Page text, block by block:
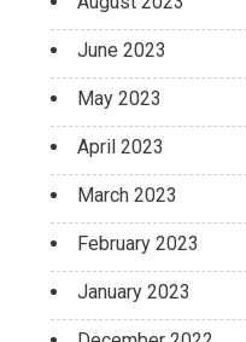
June 2023
May 2023
April 2023
March 2023
February 2023
January 2023